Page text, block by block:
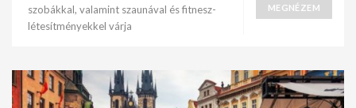
szobákkal, valamint szaunával és fitnesz-
létesítményekkel várja
MEGNÉZEM